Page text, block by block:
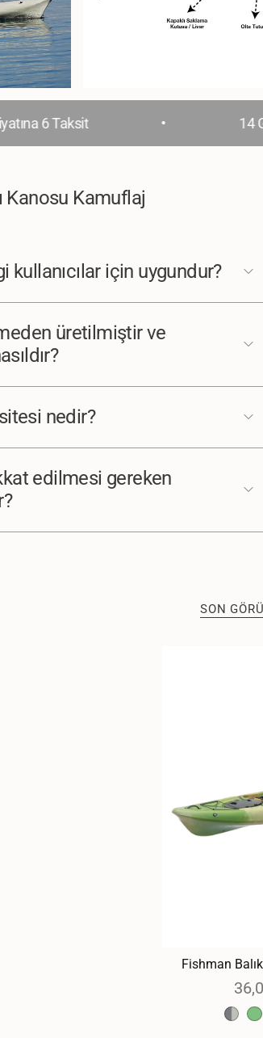
6 Taksit 14 Gün
Kanosu Kamuflaj
kullanıcılar için uygundur?
üretilmiştir ve
nedir?
edilmesi gereken
SON
Fishman